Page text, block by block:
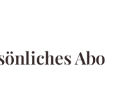
Abo